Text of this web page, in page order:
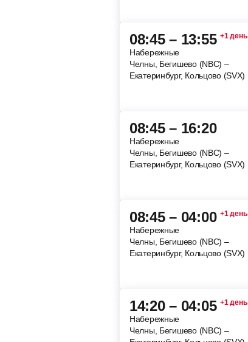
08:45 – 13:55 +1 день
Набережные
Челны, Бегишево (NBC) –
Екатеринбург, Кольцово (SVX)
08:45 – 16:20
Набережные
Челны, Бегишево (NBC) –
Екатеринбург, Кольцово (SVX)
08:45 – 04:00 +1 день
Набережные
Челны, Бегишево (NBC) –
Екатеринбург, Кольцово (SVX)
14:20 – 04:05 +1 день
Набережные
Челны, Бегишево (NBC) –